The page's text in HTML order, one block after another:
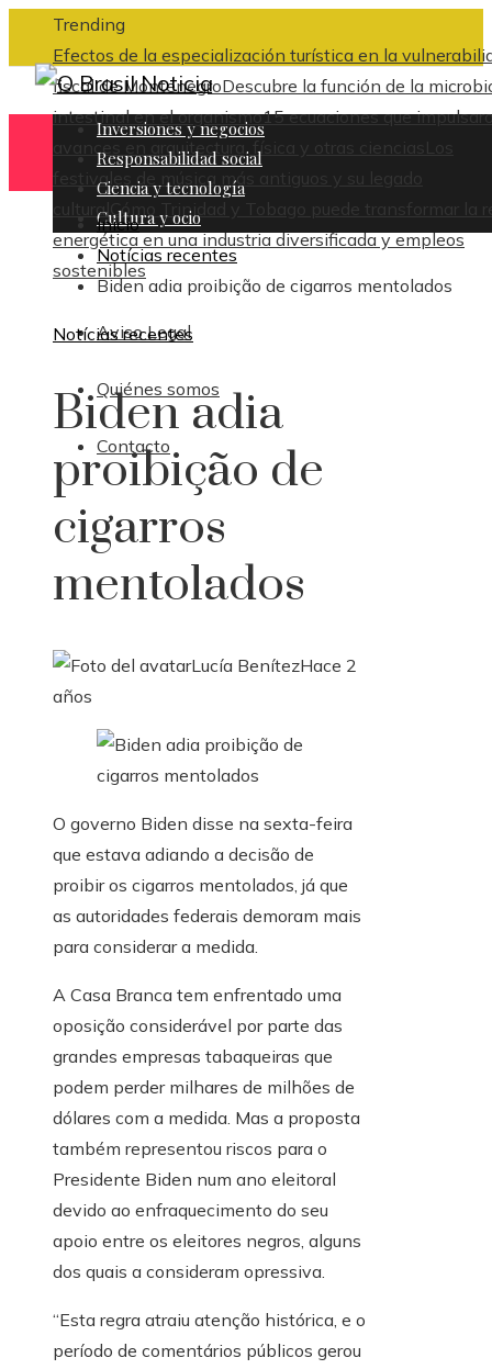
Trending
Efectos de la especialización turística en la
fiscal de MontenegroDescubre la función de la
intestinal en el organismo15 ecuaciones que
avances en arquitectura, física y otras ciencias
Los
festivales de música más antiguos y su legado
cultural Cómo Trinidad y Tobago puede transformar la
energética en una industria diversificada y empleos
sostenibles
Aviso Legal
Quiénes somos
Contacto
Inversiones y negocios
Responsabilidad social
Ciencia y tecnología
Cultura y ocio
Inicio
Notícias recentes
Biden adia proibição de cigarros mentolados
Notícias recentes
Biden adia
proibição de
cigarros
mentolados
Lucía BenítezHace 2
años
O governo Biden disse na sexta-feira
que estava adiando a decisão de
proibir os cigarros mentolados, já que
as autoridades federais demoram mais
para considerar a medida.
A Casa Branca tem enfrentado uma
oposição considerável por parte das
grandes empresas tabaqueiras que
podem perder milhares de milhões de
dólares com a medida. Mas a proposta
também representou riscos para o
Presidente Biden num ano eleitoral
devido ao enfraquecimento do seu
apoio entre os eleitores negros, alguns
dos quais a consideram opressiva.
“Esta regra atraiu atenção histórica, e o
período de comentários públicos gerou